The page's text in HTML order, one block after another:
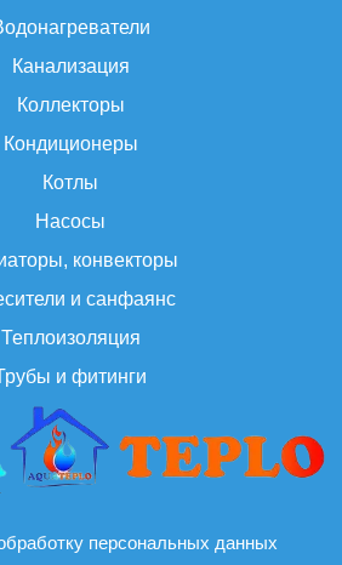
Канализация
Коллекторы
Кондиционеры
Котлы
Насосы
конвекторы
и санфаянс
Теплоизоляция
и фитинги
персональных данных